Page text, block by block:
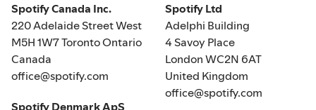
Spotify Canada Inc.
220 Adelaide Street West
M5H 1W7 Toronto Ontario
Canada
office@spotify.com
Spotify Denmark ApS
Spotify Ltd
Adelphi Building
4 Savoy Place
London WC2N 6AT
United Kingdom
office@spotify.com